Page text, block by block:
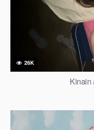
26K
Kinain